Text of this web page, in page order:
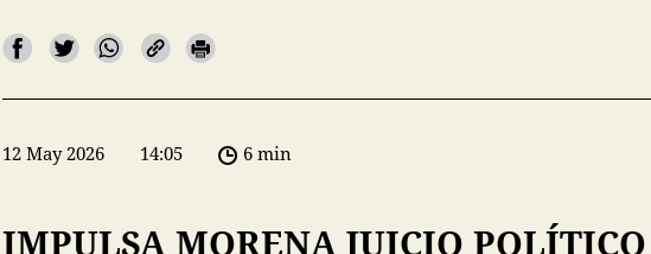
12 May 2026 14:05 6 min
IMPULSA MORENA JUICIO